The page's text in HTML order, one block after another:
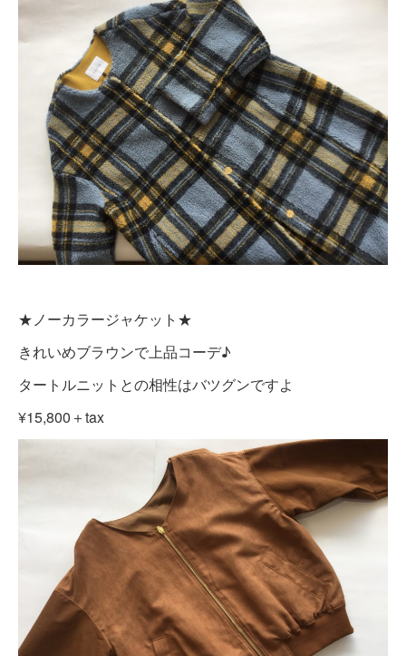
★ノーカラージャケット★
きれいめブラウンで上品コーデ♪
タートルニットとの相性はバツグンですよ
¥15,800＋tax